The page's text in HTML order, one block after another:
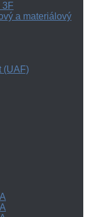
3F
a materiálový
(UAF)